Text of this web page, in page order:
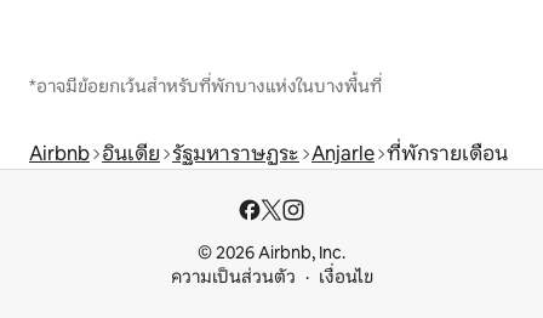
*อาจมีข้อยกเว้นสำหรับที่พักบางแห่งในบางพื้นที่
Airbnb อินเดีย รัฐมหาราษฏระ Anjarle ที่พักรายเดือน
© 2026 Airbnb, Inc.
ความเป็นส่วนตัว
เงื่อนไข